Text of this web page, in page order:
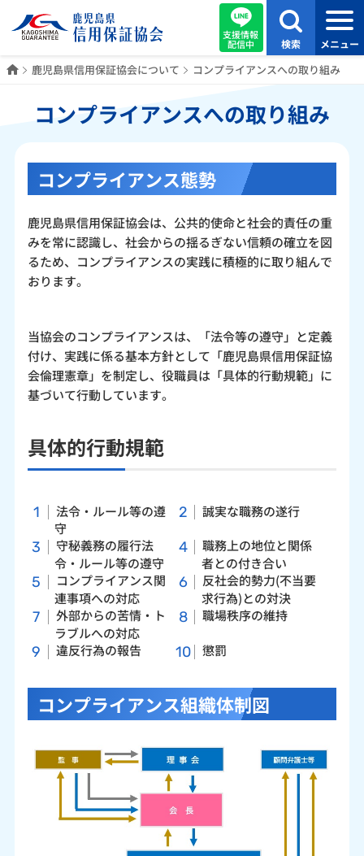
支援情報
配信中 検索 メニュー
ホーム
鹿児島県信用保証協会について コンプライアンスへの取り組み
コンプライアンスへの取り組み
コンプライアンス態勢
鹿児島県信用保証協会は、公共的使命と社会的責任の重
みを常に認識し、社会からの揺るぎない信頼の確立を図
るため、コンプライアンスの実践に積極的に取り組んで
おります。
当協会のコンプライアンスは、「法令等の遵守」と定義
付け、実践に係る基本方針として「鹿児島県信用保証協
会倫理憲章」を制定し、役職員は「具体的行動規範」に
基づいて行動しています。
具体的行動規範
法令・ルール等の遵
守
誠実な職務の遂行
守秘義務の履行法
令・ルール等の遵守
職務上の地位と関係
者との付き合い
コンプライアンス関
連事項への対応
反社会的勢力(不当要
求行為)との対決
外部からの苦情・ト
ラブルへの対応
職場秩序の維持
違反行為の報告 懲罰
コンプライアンス組織体制図